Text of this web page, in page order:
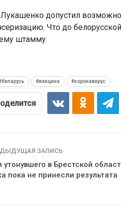
допустил
Что до
штамму.
#вакцина #коронавирус
ЗАПИСЬ
утонувшего в Брестской
пока не принесли результата